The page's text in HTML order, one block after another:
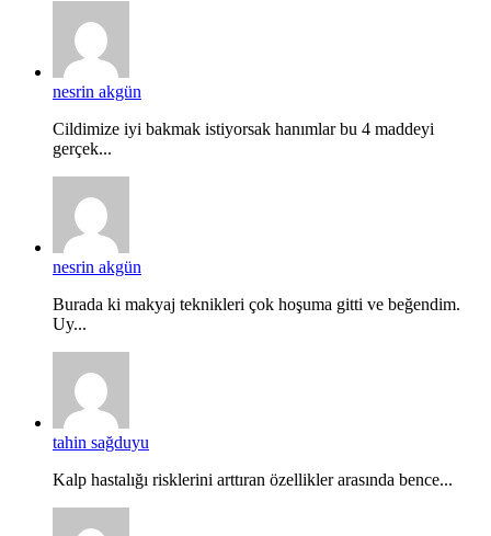
nesrin akgün
Cildimize iyi bakmak istiyorsak hanımlar bu 4 maddeyi
gerçek...
nesrin akgün
Burada ki makyaj teknikleri çok hoşuma gitti ve beğendim.
Uy...
tahin sağduyu
Kalp hastalığı risklerini arttıran özellikler arasında bence...